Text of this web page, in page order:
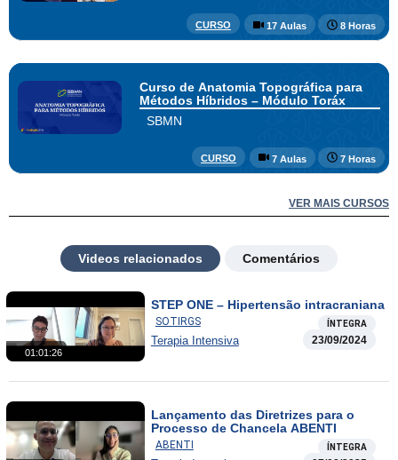
CURSO 17 Aulas 8 Horas
Curso de Anatomia Topográfica para
Métodos Híbridos – Módulo Toráx
SBMN
CURSO 7 Aulas 7 Horas
VER MAIS CURSOS
Videos relacionados Comentários
01:01:26
STEP ONE – Hipertensão intracraniana
SOTIRGS ÍNTEGRA
Terapia Intensiva 23/09/2024
Lançamento das Diretrizes para o
Processo de Chancela ABENTI
ABENTI ÍNTEGRA